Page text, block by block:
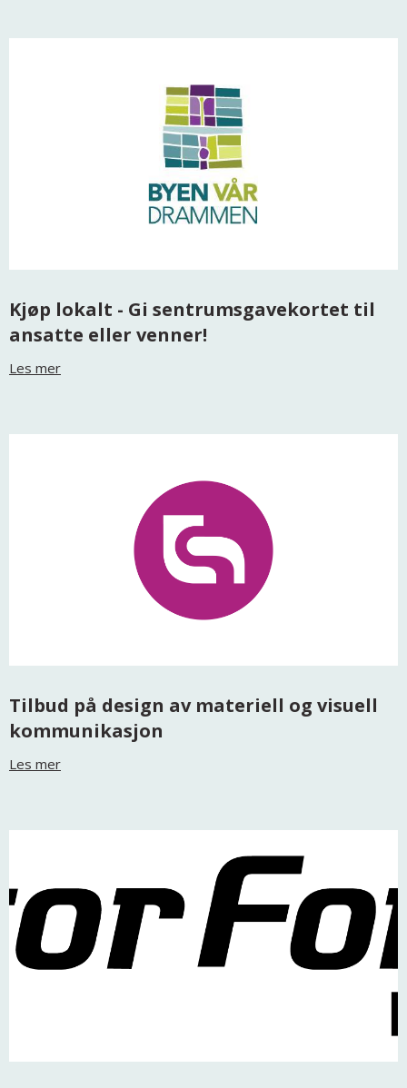
Kjøp lokalt - Gi sentrumsgavekortet til
ansatte eller venner!
Les mer
Tilbud på design av materiell og visuell
kommunikasjon
Les mer